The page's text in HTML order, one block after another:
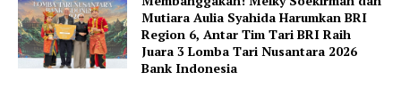
Mutiara Aulia Syahida Harumkan BRI
Region 6, Antar Tim Tari BRI Raih
Juara 3 Lomba Tari Nusantara 2026
Bank Indonesia